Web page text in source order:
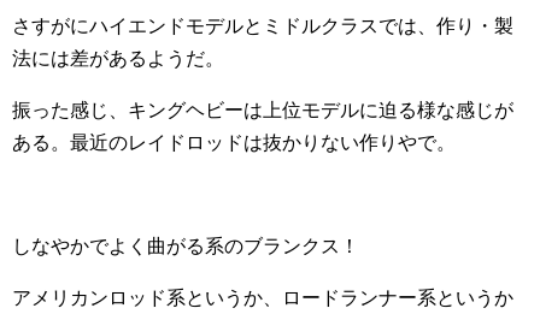
さすがにハイエンドモデルとミドルクラスでは、作り・製
法には差があるようだ。
振った感じ、キングヘビーは上位モデルに迫る様な感じが
ある。最近のレイドロッドは抜かりない作りやで。
しなやかでよく曲がる系のブランクス！
アメリカンロッド系というか、ロードランナー系というか